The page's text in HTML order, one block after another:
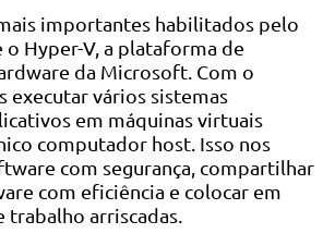
importantes habilitados pelo
o Hyper-V, a plataforma de
da Microsoft. Com o
executar vários sistemas
em máquinas virtuais
computador host. Isso nos
com segurança, compartilhar
com eficiência e colocar em
trabalho arriscadas.